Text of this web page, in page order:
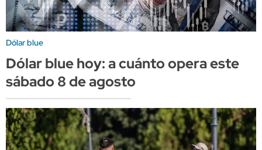
Dólar blue
Dólar blue hoy: a cuánto opera este
sábado 8 de agosto